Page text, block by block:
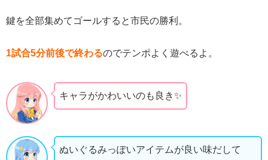
鍵を全部集めてゴールすると市民の勝利。
1試合5分前後で終わるのでテンポよく遊べるよ。
キャラがかわいいのも良き✨
ぬいぐるみっぽいアイテムが良い味だして